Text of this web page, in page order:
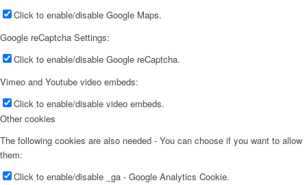
Click to enable/disable Google Maps.
Google reCaptcha Settings:
Click to enable/disable Google reCaptcha.
Vimeo and Youtube video embeds:
Click to enable/disable video embeds.
Other cookies
The following cookies are also needed - You can choose if you want to allow
them:
Click to enable/disable _ga - Google Analytics Cookie.